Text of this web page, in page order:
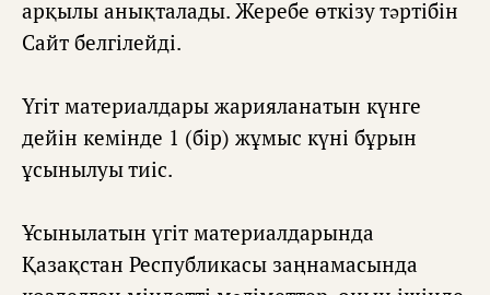
арқылы анықталады. Жеребе өткізу тəртібін
Сайт белгілейді.
Үгіт материалдары жарияланатын күнге
дейін кемінде 1 (бір) жұмыс күні бұрын
ұсынылуы тиіс.
Ұсынылатын үгіт материалдарында
Қазақстан Республикасы заңнамасында